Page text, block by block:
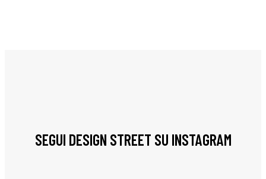
SEGUI DESIGN STREET SU INSTAGRAM